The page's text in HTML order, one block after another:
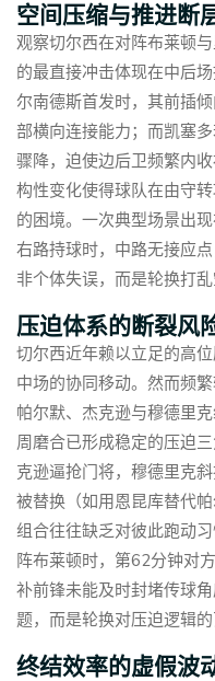
空间压缩与推进断
观察切尔西在对阵布莱顿
的最直接冲击体现在中后
尔南德斯首发时，其前插
部横向连接能力；而凯塞
骤降，迫使边后卫频繁内
构性变化使得球队在由守
的困境。一次典型场景出
右路持球时，中路无接应
非个体失误，而是轮换打
压迫体系的断裂风
切尔西近年赖以立足的高
中场的协同移动。然而频
帕尔默、杰克逊与穆德里
周磨合已形成稳定的压迫
克逊逼抢门将，穆德里克
被替换（如用恩昆库替代
组合往往缺乏对彼此跑动
阵布莱顿时，第62分钟对
补前锋未能及时封堵传球
题，而是轮换对压迫逻辑的
终结效率的虚假波